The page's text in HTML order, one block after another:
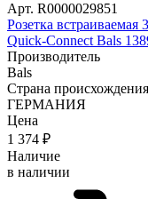
Арт. R0000029851
Розетка
Quick-Connect Bals
Производитель
Bals
Страна происхождения
ГЕРМАНИЯ
Цена
1 374 ₽
Наличие
в наличии